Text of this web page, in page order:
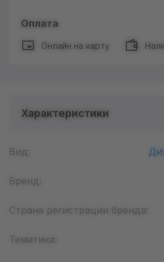
Оплата
Онлайн на карту
Характеристики
Вид:
Бренд:
Страна регистрации бренда:
Тематика: